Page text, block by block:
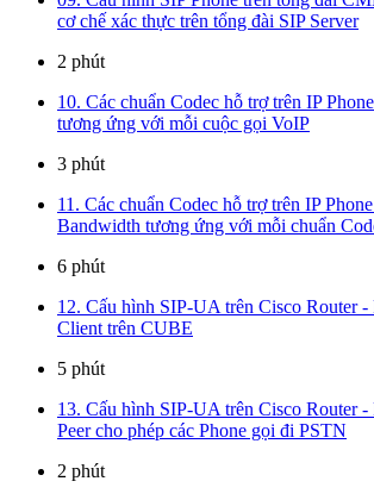
cơ chế xác thực trên tổng đài SIP Server
2 phút
10. Các chuẩn Codec hỗ trợ trên IP
tương ứng với mỗi cuộc gọi VoIP
3 phút
11. Các chuẩn Codec hỗ trợ trên IP
Bandwidth tương ứng với mỗi chuẩn
6 phút
12. Cấu hình SIP-UA trên Cisco Router -
Client trên CUBE
5 phút
13. Cấu hình SIP-UA trên Cisco Router
Peer cho phép các Phone gọi đi PSTN
2 phút